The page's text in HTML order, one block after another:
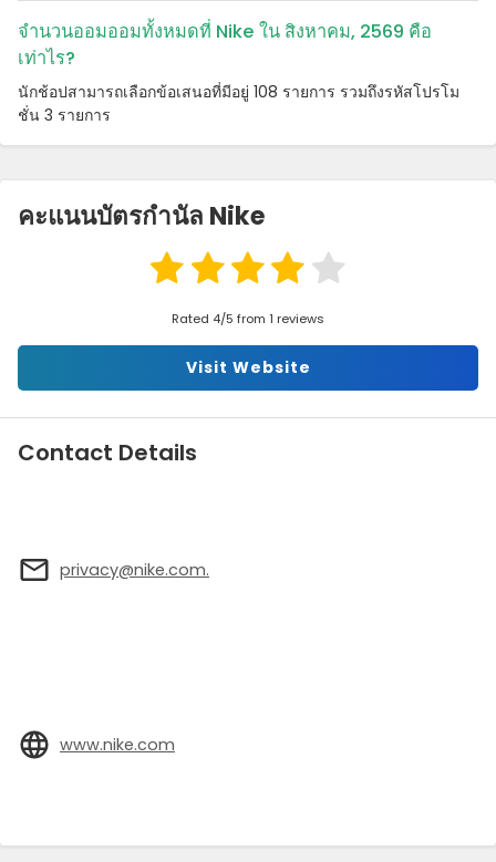
จํานวนออมออมทั้งหมดที่ Nike ใน สิงหาคม, 2569 คือ
เท่าไร?
นักช้อปสามารถเลือกข้อเสนอที่มีอยู่ 108 รายการ รวมถึงรหัสโปรโม
ชั่น 3 รายการ
คะแนนบัตรกํานัล Nike
Rated 4/5 from 1 reviews
Visit Website
Contact Details
privacy@nike.com.
www.nike.com